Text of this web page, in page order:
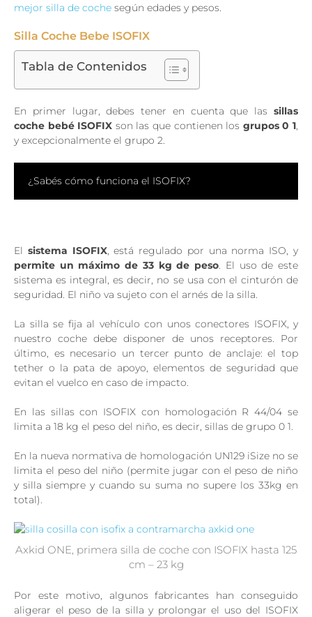
mejor silla de coche según edades y pesos.
Silla Coche Bebe ISOFIX
Tabla de Contenidos
En primer lugar, debes tener en cuenta que las sillas
coche bebé ISOFIX son las que contienen los grupos 0 1,
y excepcionalmente el grupo 2.
¿Sabés cómo funciona el ISOFIX?
El sistema ISOFIX, está regulado por una norma ISO, y
permite un máximo de 33 kg de peso. El uso de este
sistema es integral, es decir, no se usa con el cinturón de
seguridad. El niño va sujeto con el arnés de la silla.
La silla se fija al vehículo con unos conectores ISOFIX, y
nuestro coche debe disponer de unos receptores. Por
último, es necesario un tercer punto de anclaje: el top
tether o la pata de apoyo, elementos de seguridad que
evitan el vuelco en caso de impacto.
En las sillas con ISOFIX con homologación R 44/04 se
limita a 18 kg el peso del niño, es decir, sillas de grupo 0 1.
En la nueva normativa de homologación UN129 iSize no se
limita el peso del niño (permite jugar con el peso de niño
y silla siempre y cuando su suma no supere los 33kg en
total).
Axkid ONE, primera silla de coche con ISOFIX hasta 125
cm – 23 kg
Por este motivo, algunos fabricantes han conseguido
aligerar el peso de la silla y prolongar el uso del ISOFIX